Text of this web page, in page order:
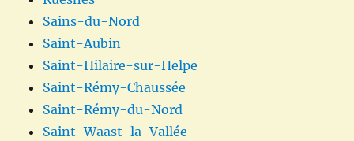
Sains-du-Nord
Saint-Aubin
Saint-Hilaire-sur-Helpe
Saint-Rémy-Chaussée
Saint-Rémy-du-Nord
Saint-Waast-la-Vallée